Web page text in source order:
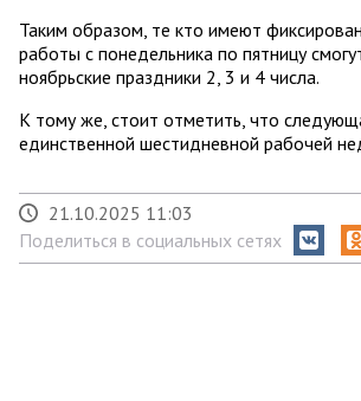
Таким образом, те кто имеют
работы с понедельника по пятницу
ноябрьские праздники 2, 3 и 4 числа.
К тому же, стоит отметить, что
единственной шестидневной рабочей
21.10.2025 11:03
Поделиться в социальных сетях